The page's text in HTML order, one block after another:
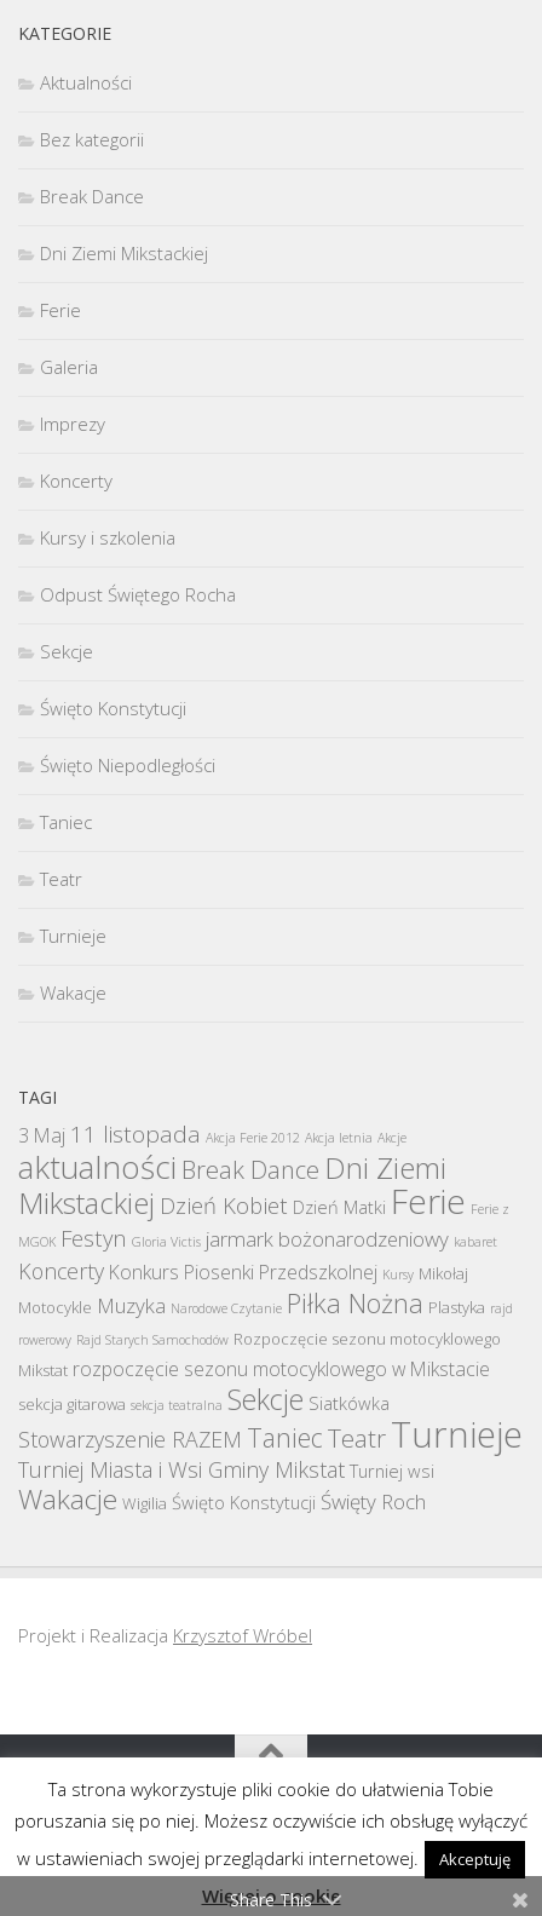
KATEGORIE
Aktualności
Bez kategorii
Break Dance
Dni Ziemi Mikstackiej
Ferie
Galeria
Imprezy
Koncerty
Kursy i szkolenia
Odpust Świętego Rocha
Sekcje
Święto Konstytucji
Święto Niepodległości
Taniec
Teatr
Turnieje
Wakacje
TAGI
3 Maj 11 listopada Akcja Ferie 2012 Akcja letnia Akcje
aktualności Break Dance Dni Ziemi
Mikstackiej Dzień Kobiet Dzień Matki Ferie Ferie z
MGOK Festyn Gloria Victis jarmark bożonarodzeniowy kabaret
Koncerty Konkurs Piosenki Przedszkolnej Kursy Mikołaj
Motocykle Muzyka Narodowe Czytanie Piłka Nożna Plastyka rajd
rowerowy Rajd Starych Samochodów Rozpoczęcie sezonu motocyklowego
Mikstat rozpoczęcie sezonu motocyklowego w Mikstacie
sekcja gitarowa sekcja teatralna Sekcje Siatkówka
Stowarzyszenie RAZEM TaniecTeatrTurnieje
Turniej Miasta i Wsi Gminy Mikstat Turniej wsi
Wakacje Wigilia Święto Konstytucji Święty Roch
Projekt i Realizacja Krzysztof Wróbel
Copyright MGOK Mikstat 2011-2020
Ta strona wykorzystuje pliki cookie do ułatwienia Tobie
poruszania się po niej. Możesz oczywiście ich obsługę wyłączyć
w ustawieniach swojej przeglądarki internetowej.
Akceptuję
Więcej o cookie
Share This